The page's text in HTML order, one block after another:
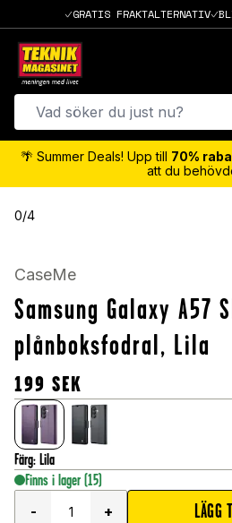
GRATIS FRAKTALTERNATIV
🌴 Summer Deals! Upp till 70%
att du
0/4
CaseMe
Samsung Galaxy A57
plånboksfodral, Lila
199 SEK
Färg: Lila
Finns i lager (15)
-
+ LÄGG